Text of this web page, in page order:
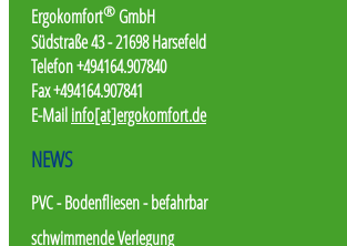
Ergokomfort® GmbH
Südstraße 43 - 21698 Harsefeld
Telefon +494164.907840
Fax +494164.907841
E-Mailinfo[at]ergokomfort.de
NEWS
PVC - Bodenfliesen - befahrbar
schwimmende Verlegung